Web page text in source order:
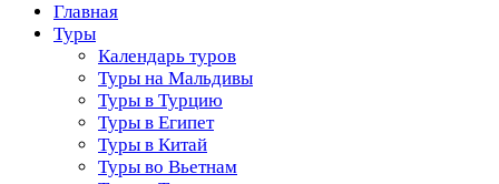
Главная
Туры
Календарь туров
Туры на Мальдивы
Туры в Турцию
Туры в Египет
Туры в Китай
Туры во Вьетнам